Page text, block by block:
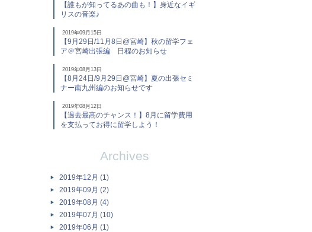
【誰もが知ってるあの曲も！】身近なイギ
リスの音楽♪
2019年09月15日
【9月29日/11月8日@宮崎】秋の留学フェ
ア＠宮崎出張編 日程のお知らせ
2019年08月13日
【8月24日/9月29日@宮崎】夏の出張セミ
ナー南九州編のお知らせです
2019年08月12日
【過去最高のチャンス！】8月に留学費用
を支払ってお得に留学しよう！
Archives
2019年12月 (1)
2019年09月 (2)
2019年08月 (4)
2019年07月 (10)
2019年06月 (1)